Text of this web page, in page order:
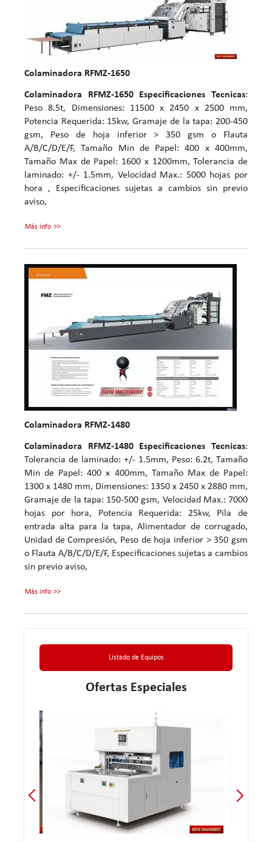
Colaminadora RFMZ-1650
Colaminadora RFMZ-1650 Especificaciones Tecnicas:
Peso 8.5t, Dimensiones: 11500 x 2450 x 2500 mm,
Potencia Requerida: 15kw, Gramaje de la tapa: 200-450
gsm, Peso de hoja inferior > 350 gsm o Flauta
A/B/C/D/E/F, Tamaño Min de Papel: 400 x 400mm,
Tamaño Max de Papel: 1600 x 1200mm, Tolerancia de
laminado: +/- 1.5mm, Velocidad Max.: 5000 hojas por
hora , Especificaciones sujetas a cambios sin previo
aviso,
Más info
Colaminadora RFMZ-1480
Colaminadora RFMZ-1480 Especificaciones Tecnicas:
Tolerancia de laminado: +/- 1.5mm, Peso: 6.2t, Tamaño
Min de Papel: 400 x 400mm, Tamaño Max de Papel:
1300 x 1480 mm, Dimensiones: 1350 x 2450 x 2880 mm,
Gramaje de la tapa: 150-500 gsm, Velocidad Max.: 7000
hojas por hora, Potencia Requerida: 25kw, Pila de
entrada alta para la tapa, Alimentador de corrugado,
Unidad de Compresión, Peso de hoja inferior > 350 gsm
o Flauta A/B/C/D/E/F, Especificaciones sujetas a cambios
sin previo aviso,
Más info
Listado de Equipos
Ofertas Especiales